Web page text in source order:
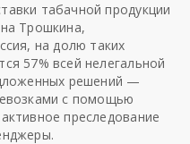
табачной продукции
Трошкина,
на долю таких
57% всей нелегальной
решений —
с помощью
преследование